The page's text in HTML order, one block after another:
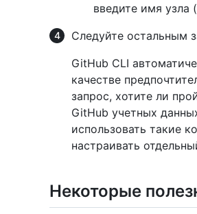
введите имя узла
Следуйте остальным
GitHub CLI
качестве
запрос, хотите ли
GitHub учетных
использовать такие
настраивать
Некоторые